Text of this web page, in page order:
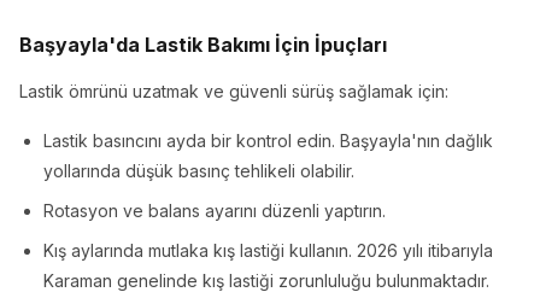
Başyayla'da Lastik Bakımı İçin İpuçları
Lastik ömrünü uzatmak ve güvenli sürüş sağlamak için:
Lastik basıncını ayda bir kontrol edin. Başyayla'nın dağlık
yollarında düşük basınç tehlikeli olabilir.
Rotasyon ve balans ayarını düzenli yaptırın.
Kış aylarında mutlaka kış lastiği kullanın. 2026 yılı itibarıyla
Karaman genelinde kış lastiği zorunluluğu bulunmaktadır.